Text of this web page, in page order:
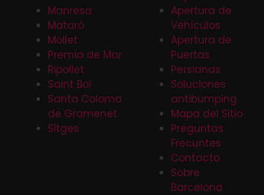
Manresa
Mataró
Mollet
Premia de Mar
Ripollet
Saint Boi
Santa Coloma
de Gramenet
Sitges
Apertura de
Vehículos
Apertura de
Puertas
Persianas
Soluciones
antibumping
Mapa del Sitio
Preguntas
Frecuntes
Contacto
Sobre
Barcelona